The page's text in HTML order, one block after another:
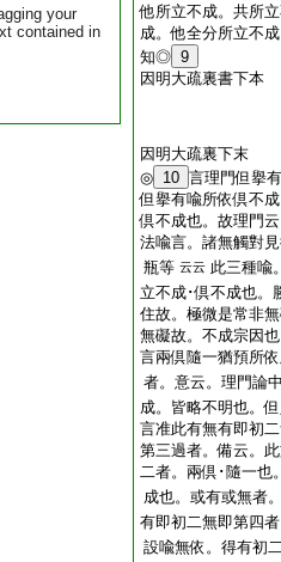
your
contained in
他所立不成。共所
成。他全分所立不
知◎ 9
因明大疏裏書下本
因明大疏裏下末
◎ 10 言理門但擧
但擧有喩所依倶不
倶不成也。故理門
法喩言。諸無觸對
瓶等 云云 此三種喩
立不成･倶不成也。
住故。極微是常非
無礙故。不成宗因也
言兩倶隨一猶預所
者。意云。理門論
成。皆略不明也。
言准此有無有即初
第三過者。備云。
二者。兩倶･隨一也
成也。或有或無者
有即初二無即第四
設喩無依。得有初